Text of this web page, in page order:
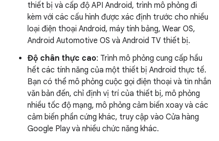
thiết bị và cấp độ API Android, trình mô phỏng đi
kèm với các cấu hình được xác định trước cho nhiều
loại điện thoại Android, máy tính bảng, Wear OS,
Android Automotive OS và Android TV thiết bị.
Độ chân thực cao: Trình mô phỏng cung cấp hầu
hết các tính năng của một thiết bị Android thực tế.
Bạn có thể mô phỏng cuộc gọi điện thoại và tin nhắn
văn bản đến, chỉ định vị trí của thiết bị, mô phỏng
nhiều tốc độ mạng, mô phỏng cảm biến xoay và các
cảm biến phần cứng khác, truy cập vào Cửa hàng
Google Play và nhiều chức năng khác.